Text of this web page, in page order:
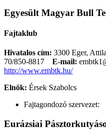
Egyesült Magyar Bull
Fajtaklub
Hivatalos cím: 3300 Eger,
70/850-8817
E-mail:
http://www.embtk.hu/
Elnök: Érsek Szabolcs
Fajtagondozó szervezet:
Eurázsiai